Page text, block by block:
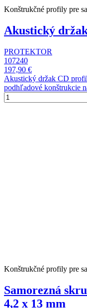
Konštrukčné profily pre
Akustický
PROTEKTOR
107240
197,90 €
Akustický držak CD
podhľadové konštrukcie
Konštrukčné profily pre
Samorezná
4,2 x 13 mm